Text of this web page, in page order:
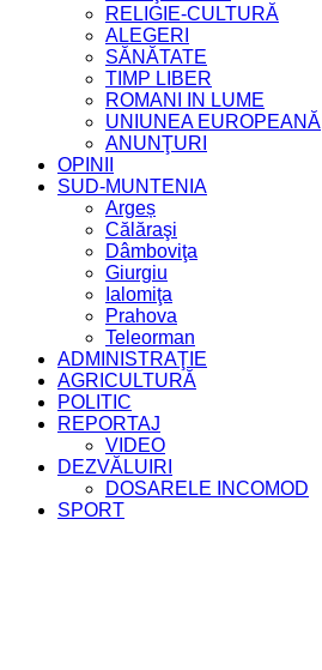
RELIGIE-CULTURĂ
ALEGERI
SĂNĂTATE
TIMP LIBER
ROMANI IN LUME
UNIUNEA EUROPEANĂ
ANUNŢURI
OPINII
SUD-MUNTENIA
Argeș
Călăraşi
Dâmboviţa
Giurgiu
Ialomiţa
Prahova
Teleorman
ADMINISTRAŢIE
AGRICULTURĂ
POLITIC
REPORTAJ
VIDEO
DEZVĂLUIRI
DOSARELE INCOMOD
SPORT